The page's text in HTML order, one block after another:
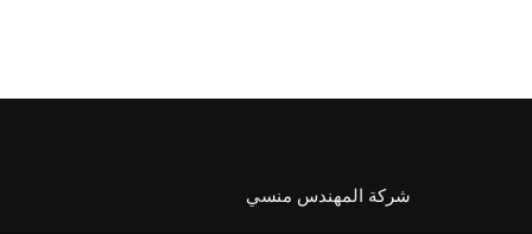
شركة المهندس منسي